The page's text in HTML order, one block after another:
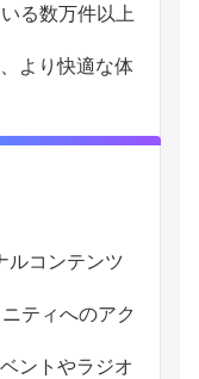
る数万件以上
より快適な体
ルコンテンツ
ティへのアク
ントやラジオ